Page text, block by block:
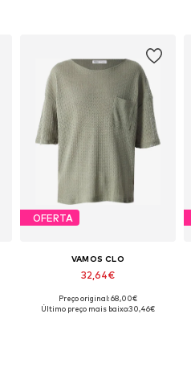
OFERTA
VAMOS CLO
32,64€
Tamanhos disponíveis: S, M, L, XL
Preço original: 68,00€
Último preço mais baixo:30,46€